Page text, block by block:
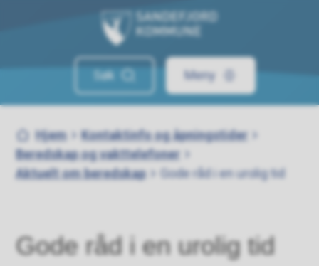
Sandefjord kommune
Søk Meny
Du er her:
Hjem
Kontaktinfo og åpningstider
Beredskap og vakttelefoner
Aktuelt om beredskap
Gode råd i en urolig tid
Gode råd i en urolig tid